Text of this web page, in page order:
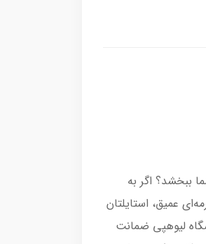
ببخشد؟ اگر به
عمیق، استایلتان
لیوهپی ضمانت